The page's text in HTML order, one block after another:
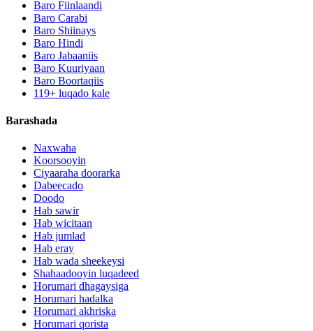
Baro Fiinlaandi
Baro Carabi
Baro Shiinays
Baro Hindi
Baro Jabaaniis
Baro Kuuriyaan
Baro Boortaqiis
119+ luqado kale
Barashada
Naxwaha
Koorsooyin
Ciyaaraha doorarka
Dabeecado
Doodo
Hab sawir
Hab wicitaan
Hab jumlad
Hab eray
Hab wada sheekeysi
Shahaadooyin luqadeed
Horumari dhagaysiga
Horumari hadalka
Horumari akhriska
Horumari qorista